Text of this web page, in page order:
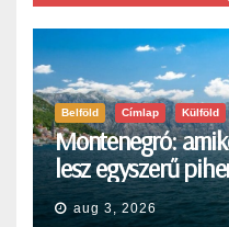
Belföld Címlap Külföld
Montenegró:
lesz egyszerű
aug 3, 2026